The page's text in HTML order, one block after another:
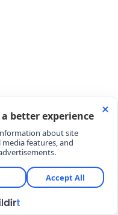
Bonolar (N Kolay
veya
havuzlarının